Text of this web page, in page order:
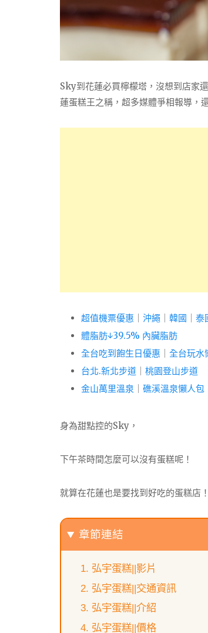
Sky到花蓮必買檸檬塔，沒想到店家
蓮蛋糕王之稱，超多媒體爭相報導，
超值機票優惠 沖繩 韓國
泰
體脂肪↓39.5% 內臟脂肪
全台吃到飽生日優惠
全台玩水
台北.新北步道
桃園登山步道
金山萬里溫泉
礁溪溫泉懶人包
身為甜點控的Sky，
下午茶時間怎麼可以沒有蛋糕呢！
就算在花蓮也是要找到好吃的蛋糕店！
章節連結
弘宇蛋糕||影片
弘宇蛋糕||交通資訊
弘宇蛋糕||介紹
弘宇蛋糕||價格